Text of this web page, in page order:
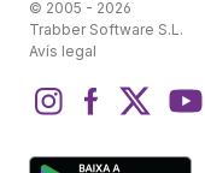
© 2005 - 2026
Trabber Software S.L.
Avís legal